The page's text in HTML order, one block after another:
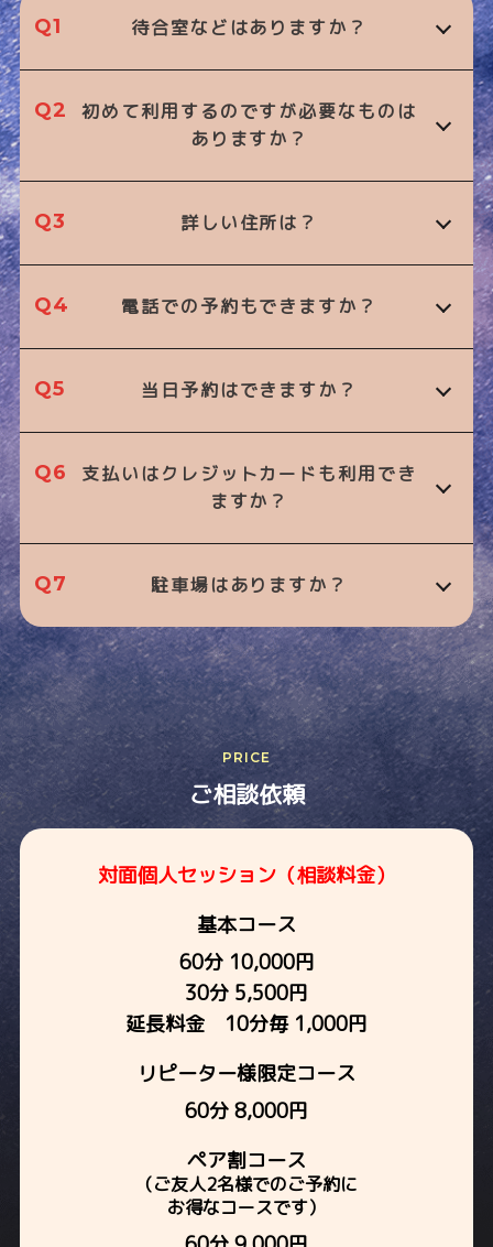
Q1 待合室などはありますか？
Q2
初めて利用するのですが必要なものは
ありますか？
Q3 詳しい住所は？
Q4 電話での予約もできますか？
Q5 当日予約はできますか？
Q6
支払いはクレジットカードも利用でき
ますか？
Q7 駐車場はありますか？
PRICE
ご相談依頼
対面個人セッション（相談料金）
基本コース
60分 10,000円
30分 5,500円
延⾧料⾦ 10分毎 1,000円
リピーター様限定コース
60分 8,000円
ペア割コース
（ご友⼈2名様でのご予約に
お得なコースです）